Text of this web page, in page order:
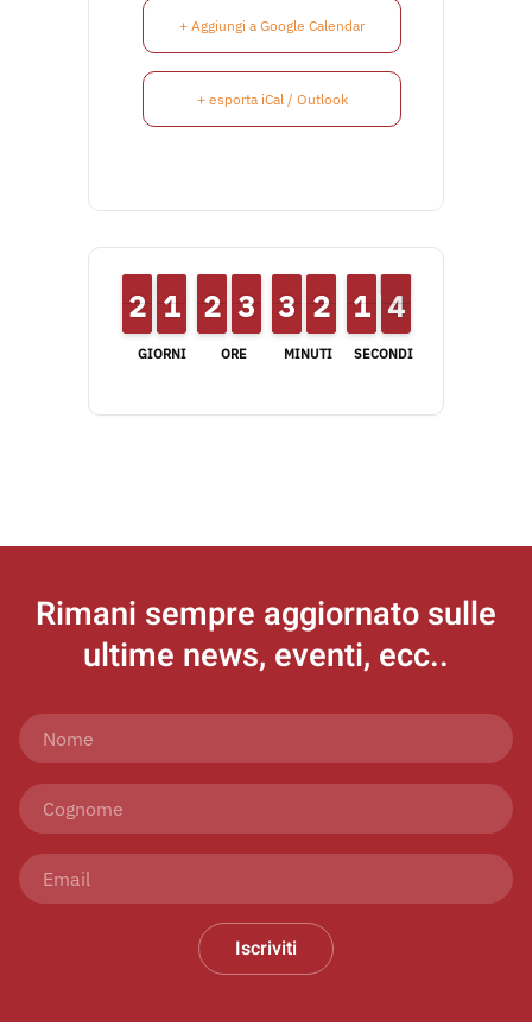
+ Aggiungi a Google Calendar
+ esporta iCal / Outlook
GIORNI
1
1
2
2 1
1
1
1
ORE
1
1
2
2 2
2
3
3
MINUTI
2
2
3
3 1
1
2
2
SECONDI
1
1
1
1 4
3
Rimani sempre aggiornato sulle
ultime news, eventi, ecc..
Iscriviti